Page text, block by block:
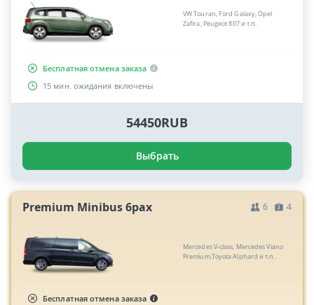
VW Touran, Ford Galaxy, Opel
Zafira, Peugeot 807 и т.п.
Бесплатная отмена заказа
15 мин. ожидания включены
54450RUB
Выбрать
Premium Minibus 6pax 6 4
Mercedes V-class, Mercedes Viano
Premium,Toyota Alphard и т.п.
Бесплатная отмена заказа